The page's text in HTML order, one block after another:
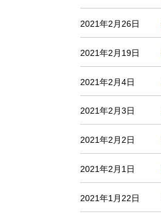
2021年2月26日
2021年2月19日
2021年2月4日
2021年2月3日
2021年2月2日
2021年2月1日
2021年1月22日